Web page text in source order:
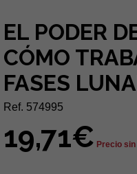
EL PODER
CÓMO
FASES
Ref. 574995
19,71€ Precio sin